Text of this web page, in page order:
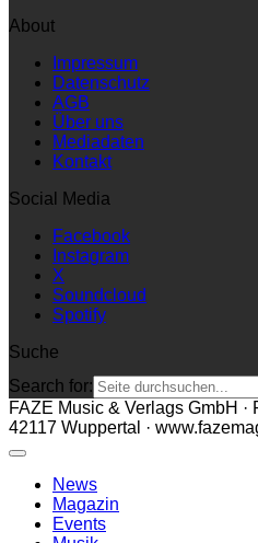
About
Impressum
Datenschutz
AGB
Über uns
Mediadaten
Kontakt
Social Media
Facebook
Instagram
X
Soundcloud
Spotify
Suche
Search for:
FAZE Music & Verlags GmbH ·
42117 Wuppertal ·
News
Magazin
Events